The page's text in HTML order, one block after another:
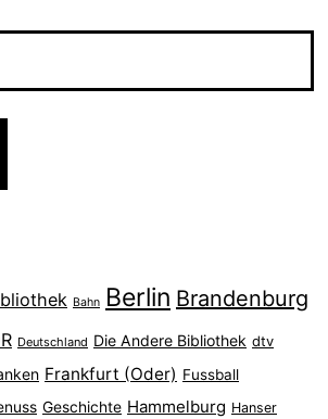
Bahn Berlin Brandenburg
Deutschland Die Andere Bibliothek dtv
Frankfurt (Oder) Fussball
Geschichte Hammelburg Hanser